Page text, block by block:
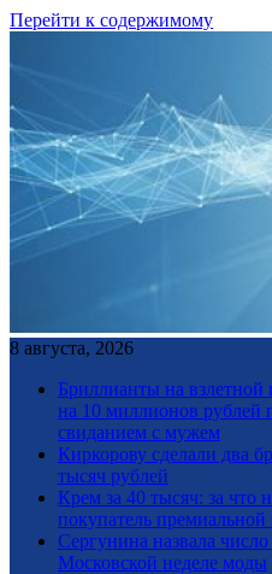
Перейти к содержимому
8 августа, 2026
Бриллианты на взлетной
на 10 миллионов рублей
свиданием с мужем
Киркорову сделали два
тысяч рублей
Крем за 40 тысяч: за что
покупатель премиальной
Сергунина назвала
Московской неделе моды